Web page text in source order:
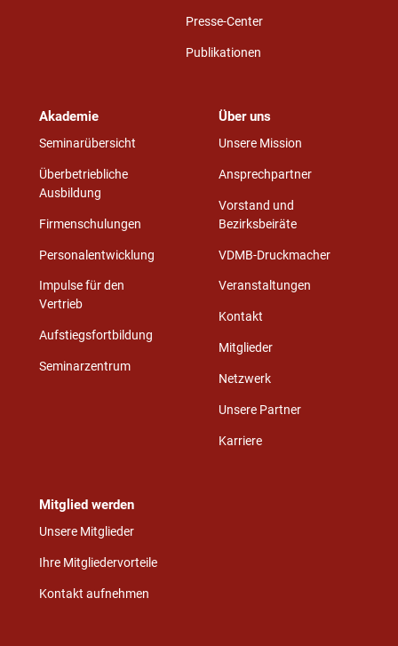
Presse-Center
Publikationen
Akademie
Seminarübersicht
Überbetriebliche
Ausbildung
Firmenschulungen
Personalentwicklung
Impulse für den
Vertrieb
Aufstiegsfortbildung
Seminarzentrum
Über uns
Unsere Mission
Ansprechpartner
Vorstand und
Bezirksbeiräte
VDMB-Druckmacher
Veranstaltungen
Kontakt
Mitglieder
Netzwerk
Unsere Partner
Karriere
Mitglied werden
Unsere Mitglieder
Ihre Mitgliedervorteile
Kontakt aufnehmen